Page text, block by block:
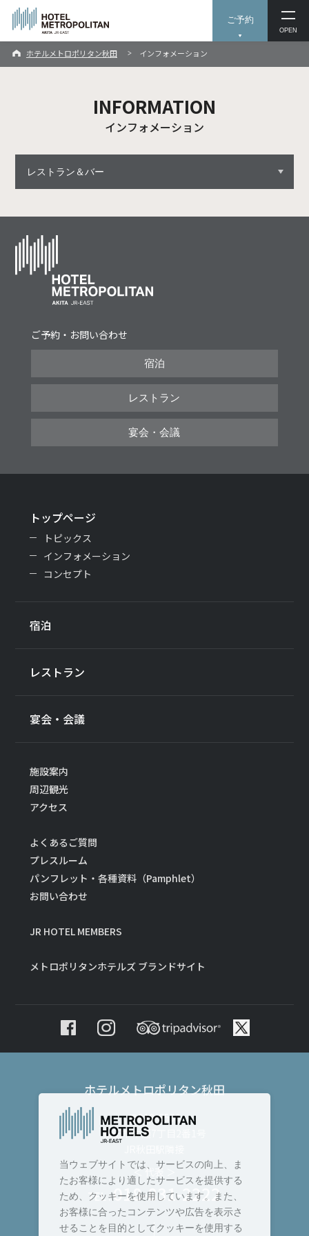
ご予約
OPEN
ホテルメトロポリタン秋田 インフォメーション
INFORMATION
インフォメーション
ご予約・お問い合わせ
宿泊
レストラン
宴会・会議
トップページ
トピックス
インフォメーション
コンセプト
宿泊
レストラン
宴会・会議
施設案内
周辺観光
アクセス
よくあるご質問
プレスルーム
パンフレット・各種資料（Pamphlet）
お問い合わせ
JR HOTEL MEMBERS
メトロポリタンホテルズ ブランドサイト
ホテルメトロポリタン秋田
〒010-8530
秋田市中通7丁目2番1号
＜ 代表 ＞
TEL :018-831-2222
当ウェブサイトでは、サービスの向上、ま
たお客様により適したサービスを提供する
ため、クッキーを使用しています。また、
お客様に合ったコンテンツや広告を表示さ
せることを目的としてクッキーを使用する